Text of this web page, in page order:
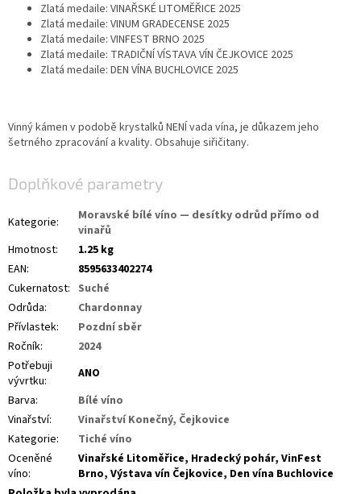
Zlatá medaile: VINAŘSKÉ LITOMĚŘICE 2025
Zlatá medaile: VINUM GRADECENSE 2025
Zlatá medaile: VINFEST BRNO 2025
Zlatá medaile: TRADIČNÍ VÍSTAVA VÍN ČEJKOVICE 2025
Zlatá medaile: DEN VÍNA BUCHLOVICE 2025
Vinný kámen v podobě krystalků NENÍ vada vína, je důkazem jeho
šetrného zpracování a kvality. Obsahuje siřičitany.
Doplňkové parametry
Kategorie:
Moravské bílé víno — desítky odrůd přímo od
vinařů
Hmotnost:
1.25 kg
EAN:
8595633402274
Cukernatost: Suché
Odrůda:
Chardonnay
Přívlastek:
Pozdní sběr
Ročník:
2024
Potřebuji
vývrtku:
ANO
Barva:
Bílé víno
Vinařství:
Vinařství Konečný, Čejkovice
Kategorie:
Tiché víno
Oceněné
víno:
Vinařské Litoměřice, Hradecký pohár, VinFest
Brno, Výstava vín Čejkovice, Den vína Buchlovice